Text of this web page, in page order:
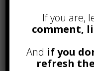
—
STEB.IT
If you are,
comment,
And if you
refresh